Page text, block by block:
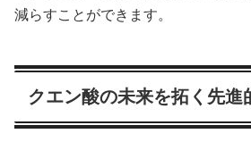
減らすことができます。
クエン酸の未来を拓く先進